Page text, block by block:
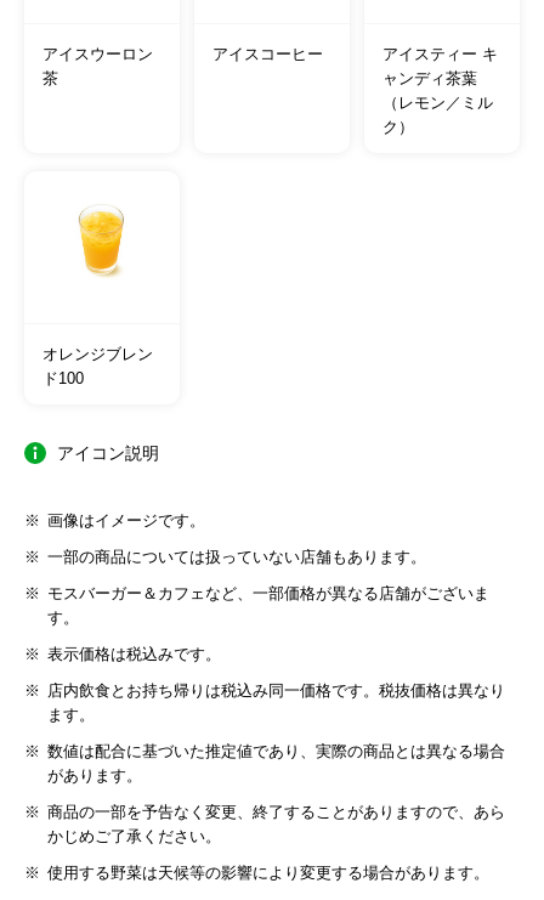
アイスウーロン
茶
アイスコーヒー
アイスティー キ
ャンディ茶葉
（レモン／ミル
ク）
オレンジブレン
ド100
アイコン説明
画像はイメージです。
一部の商品については扱っていない店舗もあります。
モスバーガー＆カフェなど、一部価格が異なる店舗がございま
す。
表示価格は税込みです。
店内飲食とお持ち帰りは税込み同一価格です。税抜価格は異なり
ます。
数値は配合に基づいた推定値であり、実際の商品とは異なる場合
があります。
商品の一部を予告なく変更、終了することがありますので、あら
かじめご了承ください。
使用する野菜は天候等の影響により変更する場合があります。